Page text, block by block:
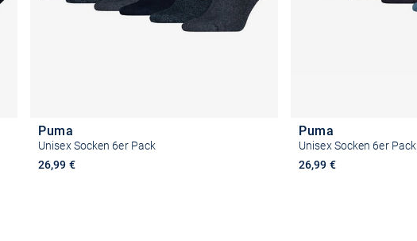
Puma
Unisex Socken 6er Pack
26,99 €
Puma
Unisex Socken 6er Pack
26,99 €